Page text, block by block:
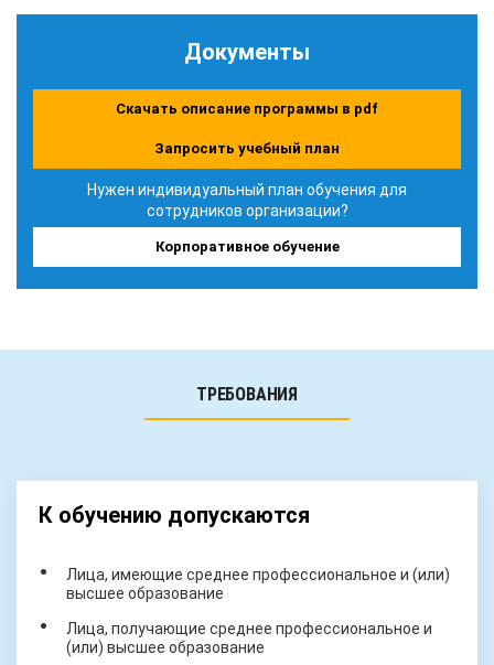
Документы
Скачать описание программы в pdf
Запросить учебный план
Нужен индивидуальный план обучения для
сотрудников организации?
Корпоративное обучение
ТРЕБОВАНИЯ
К обучению допускаются
Лица, имеющие среднее профессиональное и (или)
высшее образование
Лица, получающие среднее профессиональное и
(или) высшее образование